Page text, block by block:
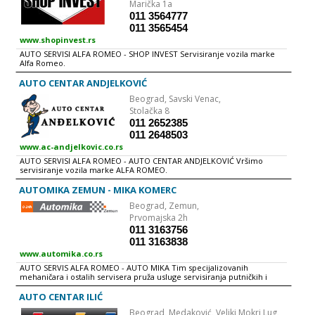
SERBIAN RACING TEAM Od 1994. godine se takmicimo u državnom
šampionatu. ASK G.A.G.A. SERBIAN RACING TEAM poseduje neophodnu
infrastrukturu za ozbiljno takmicenje u šampionatu države. Pored toga
što smo bili stalni ucestnici na takmicenjima, 1998. pocinjemo da
organizujemo trke za državni šampionat, preko legendarne brdske
trke na Avali do auto relija na obroncima planine Tare. Organizaciju
naših trka prati veliki odziv takmicara, a samim tim i mnogobrojna
publika. Sva dešavanja vezana za ASK G.A.G.A. SERBIAN RACING TEAM,
prati veliki broj televizijskih kuca ukljucujuci i RTS, RTV PINK, RTS
Marička 1a
011 3564777
011 3565454
www.shopinvest.rs
AUTO SERVISI ALFA ROMEO - SHOP INVEST Servisiranje vozila marke
Alfa Romeo.
AUTO CENTAR ANDJELKOVIĆ
Beograd, Savski Venac,
Stolačka 8
011 2652385
011 2648503
www.ac-andjelkovic.co.rs
AUTO SERVISI ALFA ROMEO - AUTO CENTAR ANDJELKOVIĆ Vršimo
servisiranje vozila marke ALFA ROMEO.
AUTOMIKA ZEMUN - MIKA KOMERC
Beograd, Zemun,
Prvomajska 2h
011 3163756
011 3163838
www.automika.co.rs
AUTO SERVIS ALFA ROMEO - AUTO MIKA Tim specijalizovanih
mehaničara i ostalih servisera pruža usluge servisiranja putničkih i
poluteretnih ALFA ROMEO vozila u naša dva servisna centra. U okviru
auto servisa za ALFA ROMEO vozila možete obaviti automehaničarske i
AUTO CENTAR ILIĆ
Beograd, Medaković, Veliki Mokri Lug,